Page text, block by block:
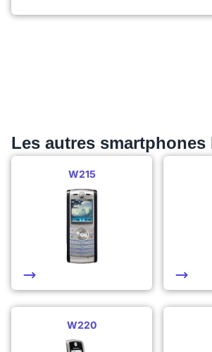
Les autres smartphones
W215
W220